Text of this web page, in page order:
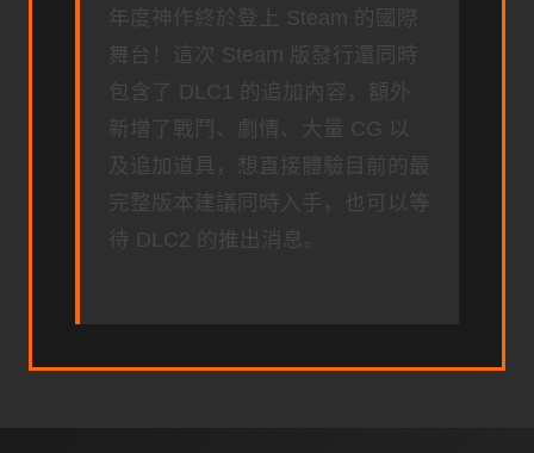
年度神作終於登上 Steam 的國際
舞台！這次 Steam 版發行還同時
包含了 DLC1 的追加內容，額外
新增了戰鬥、劇情、大量 CG 以
及追加道具，想直接體驗目前的最
完整版本建議同時入手，也可以等
待 DLC2 的推出消息。